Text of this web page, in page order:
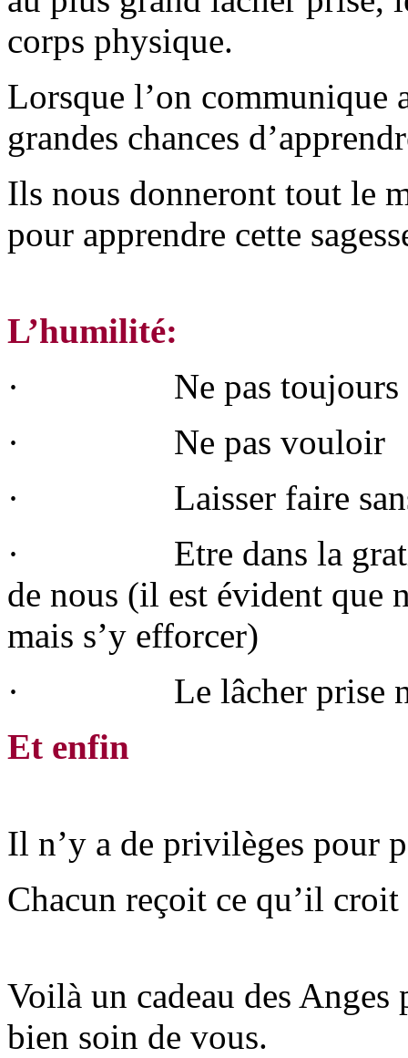
corps physique.
Lorsque l’on communique
grandes chances
Ils nous donneront tout le
pour apprendre cette
L’humilité:
· Ne pas toujours
· Ne pas vouloir
· Laisser faire sans
· Etre dans la
de nous (il est évident que
mais s’y efforcer)
· Le lâcher prise ne
Et enfin
Il n’y a de privilèges pour
Chacun reçoit ce qu’il
Voilà un cadeau des
bien soin de vous.